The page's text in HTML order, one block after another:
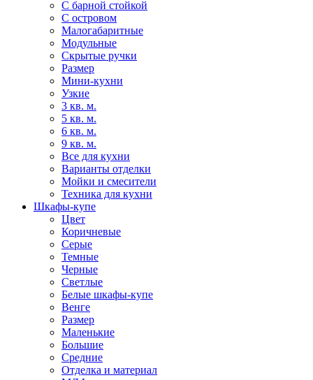
С барной стойкой
С островом
Малогабаритные
Модульные
Скрытые ручки
Размер
Мини-кухни
Узкие
3 кв. м.
5 кв. м.
6 кв. м.
9 кв. м.
Все для кухни
Варианты отделки
Мойки и смесители
Техника для кухни
Шкафы-купе
Цвет
Коричневые
Серые
Темные
Черные
Светлые
Белые шкафы-купе
Венге
Размер
Маленькие
Большие
Средние
Отделка и материал